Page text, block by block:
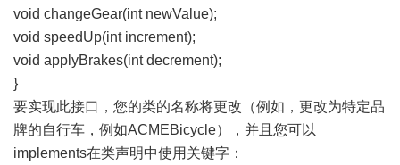
void changeGear(int newValue);
void speedUp(int increment);
void applyBrakes(int decrement);
}
要实现此接口，您的类的名称将更改（例如，更改为特定品
牌的自行车，例如ACMEBicycle），并且您可以
implements在类声明中使用关键字：